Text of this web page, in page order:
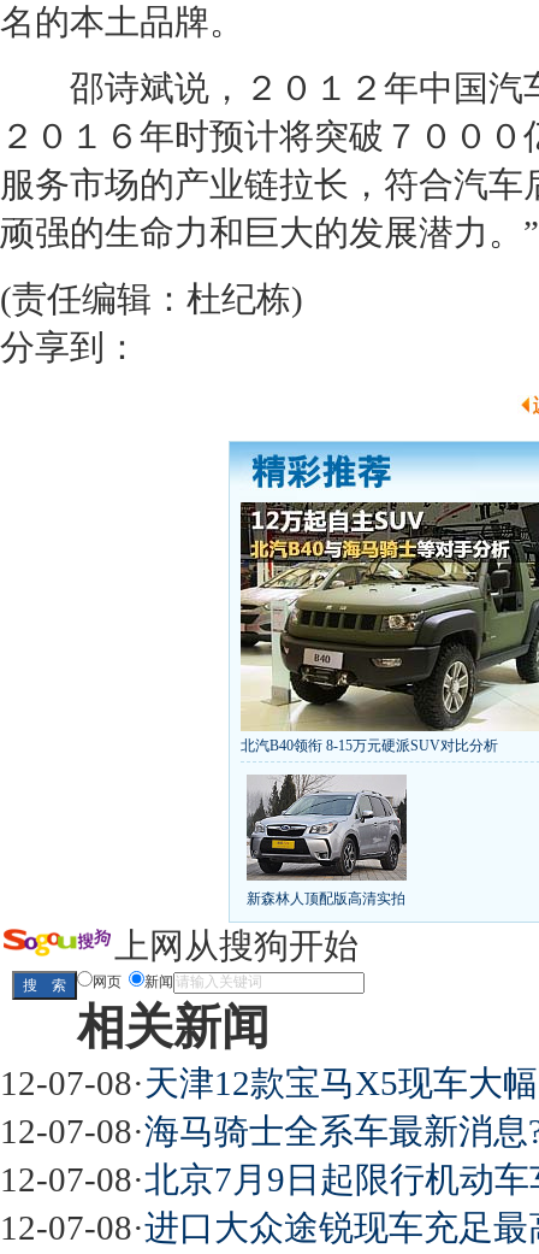
名的本土品牌。
邵诗斌说，２０１２年中国汽
２０１６年时预计将突破７０００
服务市场的产业链拉长，符合汽
顽强的生命力和巨大的发展潜力。
(责任编辑：杜纪栋)
分享到：
北汽B40领衔 8-15万元硬派SUV对比分析
丰田推八款低价新车 全新RAV4海外售
第九代雅阁/本田新小SUV
凯越已跌至8折甩卖 6款合资自主车是真的低价
给中国人争气的热销SUV 全新马自达6：海外
10万元新车叫板合资 15万买车谁好
长城2013年新SUV规划曝光
全新胜达23日上市 秒杀日系的SUV
大众6万
最高法解释：醉驾毒驾发生交通事故 交强险应
新森林人顶配版高清实拍
屌丝必看世界末日逃亡车
最强山寨 又奥迪又奔驰
上网从搜狗开始
网页 新闻
相关新闻
12-07-08·天津12款宝马X5现车大
12-07-08·海马骑士全系车最新消息
12-07-08·北京7月9日起限行机动
12-07-08·进口大众途锐现车充足